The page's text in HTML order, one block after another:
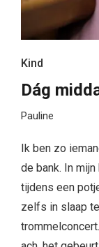
Kind
Dág
Pauline
Ik ben zo
de bank. In
tijdens een
zelfs in slaap